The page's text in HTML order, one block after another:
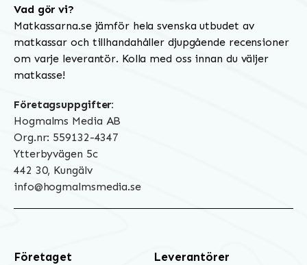
Vad gör vi?
Matkassarna.se jämför hela svenska utbudet av
matkassar och tillhandahåller djupgående recensioner
om varje leverantör. Kolla med oss innan du väljer
matkasse!
Företagsuppgifter:
Hogmalms Media AB
Org.nr: 559132-4347
Ytterbyvägen 5c
442 30, Kungälv
info@hogmalmsmedia.se
Företaget Leverantörer